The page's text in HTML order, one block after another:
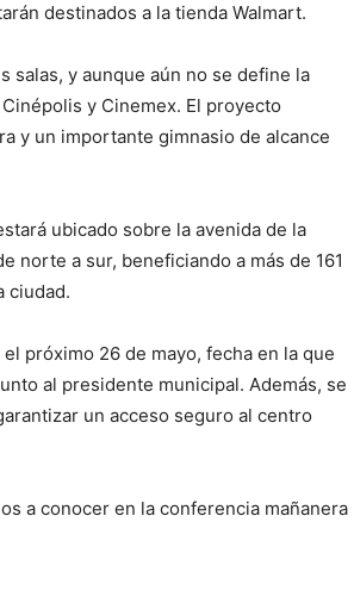
destinados a la tienda Walmart.
salas, y aunque aún no se define la
y Cinemex. El proyecto
y un importante gimnasio de alcance
ubicado sobre la avenida de la
norte a sur, beneficiando a más de 161
ciudad.
próximo 26 de mayo, fecha en la que
al presidente municipal. Además, se
un acceso seguro al centro
a conocer en la conferencia mañanera